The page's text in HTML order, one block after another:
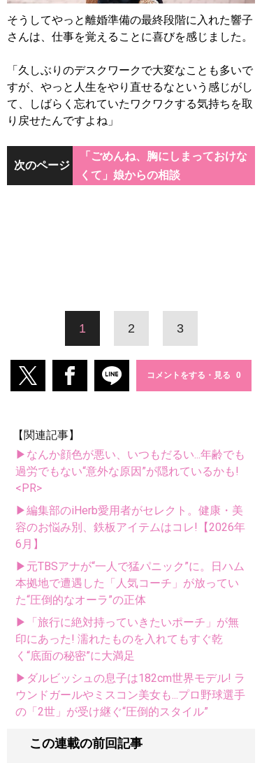
そうしてやっと離婚準備の最終段階に入れた響子
さんは、仕事を覚えることに喜びを感じました。
「久しぶりのデスクワークで大変なことも多いで
すが、やっと人生をやり直せるなという感じがし
て、しばらく忘れていたワクワクする気持ちを取
り戻せたんですよね」
次のページ
「ごめんね、胸にしまっておけな
くて」娘からの相談
1 2 3
コメントをする・見る
【関連記事】
▶なんか顔色が悪い、いつもだるい...年齢でも
過労でもない“意外な原因”が隠れているかも!
<PR>
▶編集部のiHerb愛用者がセレクト。健康・美
容のお悩み別、鉄板アイテムはコレ!【2026年
6月】
▶元TBSアナが“一人で猛パニック”に。日ハム
本拠地で遭遇した「人気コーチ」が放ってい
た“圧倒的なオーラ”の正体
▶「旅行に絶対持っていきたいポーチ」が無
印にあった! 濡れたものを入れてもすぐ乾
く“底面の秘密”に大満足
▶ダルビッシュの息子は182cm世界モデル! ラ
ウンドガールやミスコン美女も...プロ野球選手
の「2世」が受け継ぐ“圧倒的スタイル”
この連載の前回記事